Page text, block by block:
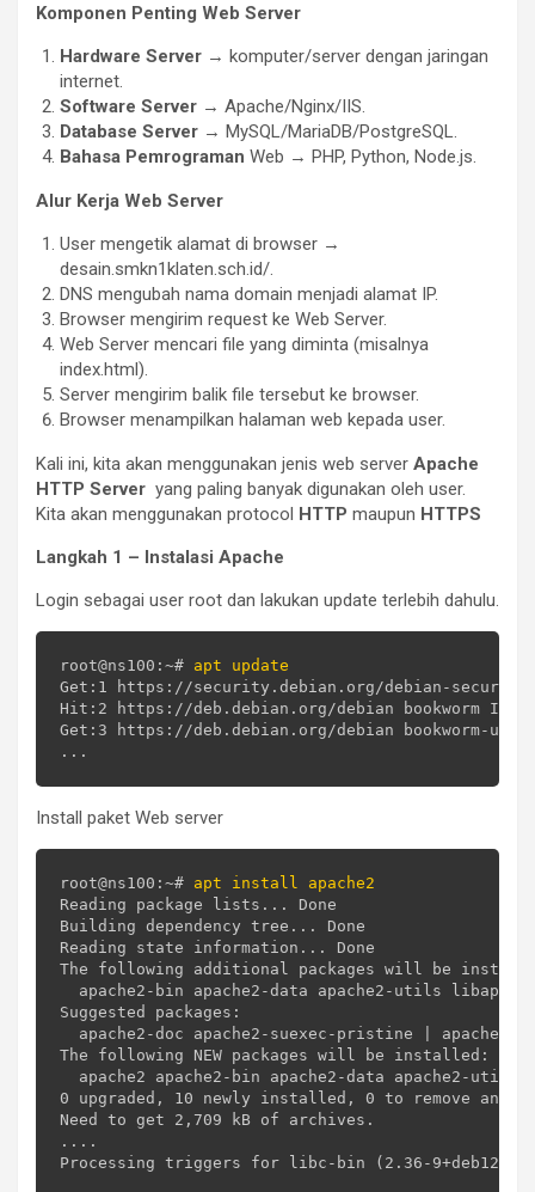
Komponen Penting Web Server
Hardware Server → komputer/server dengan jaringan
internet.
Software Server → Apache/Nginx/IIS.
Database Server → MySQL/MariaDB/PostgreSQL.
Bahasa Pemrograman Web → PHP, Python, Node.js.
Alur Kerja Web Server
User mengetik alamat di browser →
desain.smkn1klaten.sch.id/.
DNS mengubah nama domain menjadi alamat IP.
Browser mengirim request ke Web Server.
Web Server mencari file yang diminta (misalnya
index.html).
Server mengirim balik file tersebut ke browser.
Browser menampilkan halaman web kepada user.
Kali ini, kita akan menggunakan jenis web server Apache
HTTP Server yang paling banyak digunakan oleh user.
Kita akan menggunakan protocol HTTP maupun HTTPS
Langkah 1 – Instalasi Apache
Login sebagai user root dan lakukan update terlebih dahulu.
root@ns100:~# apt update
Get:1 https://security.debian.org/debian-security
Hit:2 https://deb.debian.org/debian bookworm
Get:3 https://deb.debian.org/debian bookworm-
Install paket Web server
root@ns100:~# apt install apache2
Reading package lists... Done
Building dependency tree... Done
Reading state information... Done
The following additional packages will be
apache2-bin apache2-data apache2-utils libapr1
Suggested packages:
apache2-doc apache2-suexec-pristine | apache2-
The following NEW packages will be installed:
apache2 apache2-bin apache2-data apache2-utils
0 upgraded, 10 newly installed, 0 to remove and
Need to get 2,709 kB of archives.
....